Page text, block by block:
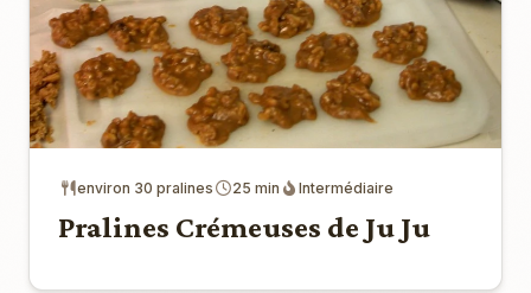
environ 30 pralines 25 min Intermédiaire
Pralines Crémeuses de Ju Ju